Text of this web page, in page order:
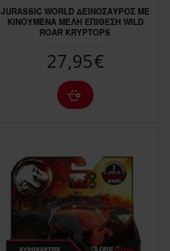
JURASSIC WORLD ΔΕΙΝΟΣΑΥΡΟΣ ΜΕ
ΚΙΝΟΥΜΕΝΑ ΜΕΛΗ ΕΠΙΘΕΣΗ WILD
ROAR KRYPTOPS
27,95€